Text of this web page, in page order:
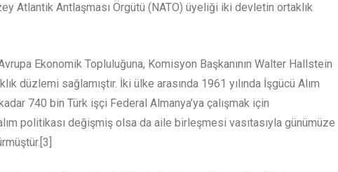
Atlantik Antlaşması Örgütü (NATO) üyeliği iki devletin ortaklık
Ekonomik Topluluğuna, Komisyon Başkanının Walter Hallstein
düzlemi sağlamıştır. İki ülke arasında 1961 yılında İşgücü Alım
740 bin Türk işçi Federal Almanya’ya çalışmak için
politikası değişmiş olsa da aile birleşmesi vasıtasıyla günümüze